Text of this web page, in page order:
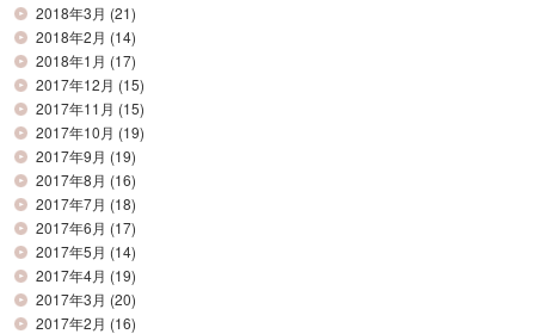
2018年3月 (21)
2018年2月 (14)
2018年1月 (17)
2017年12月 (15)
2017年11月 (15)
2017年10月 (19)
2017年9月 (19)
2017年8月 (16)
2017年7月 (18)
2017年6月 (17)
2017年5月 (14)
2017年4月 (19)
2017年3月 (20)
2017年2月 (16)